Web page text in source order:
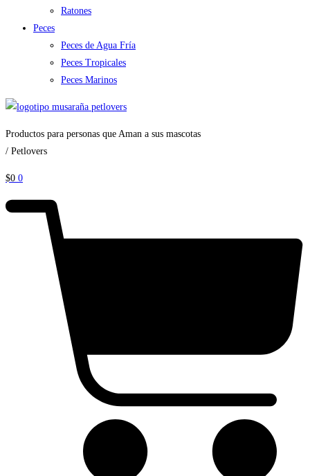
Ratones
Peces
Peces de Agua Fría
Peces Tropicales
Peces Marinos
Productos para personas que Aman a sus mascotas
/ Petlovers
$0 0